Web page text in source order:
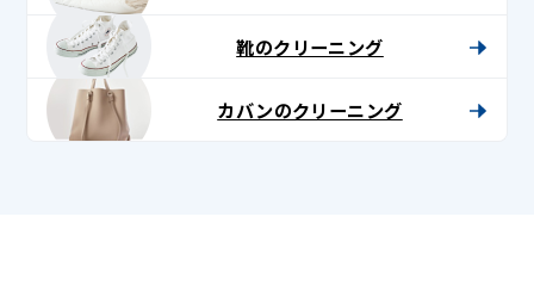
靴のクリーニング
カバンのクリーニング